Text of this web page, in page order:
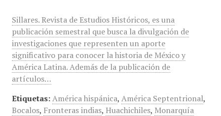
Sillares. Revista de Estudios Históricos, es una
publicación semestral que busca la divulgación de
investigaciones que representen un aporte
significativo para conocer la historia de México y
América Latina. Además de la publicación de
artículos…
Etiquetas: América hispánica, América Septentrional,
Bocalos, Fronteras indias, Huachichiles, Monarquía